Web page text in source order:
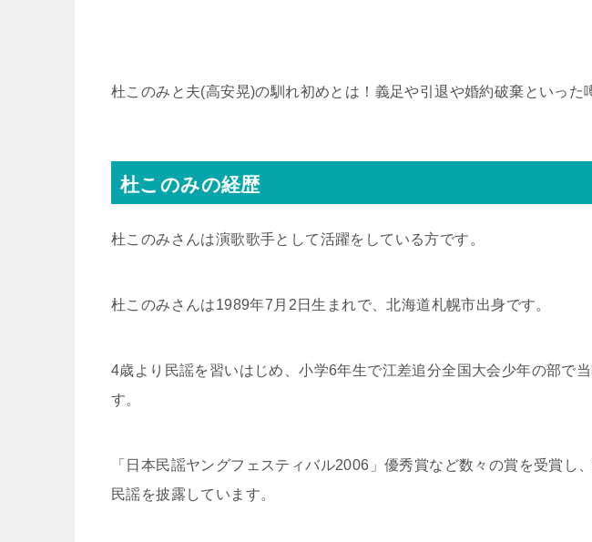
杜このみと夫(高安晃)の馴れ初めとは！義足や引退や婚約破棄といった
杜このみの経歴
杜このみさんは演歌歌手として活躍をしている方です。
杜このみさんは1989年7月2日生まれで、北海道札幌市出身です。
4歳より民謡を習いはじめ、小学6年生で江差追分全国大会少年の部で
す。
「日本民謡ヤングフェスティバル2006」優秀賞など数々の賞を受賞し
民謡を披露しています。